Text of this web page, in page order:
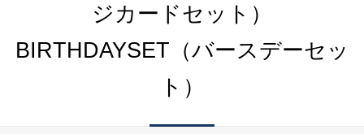
ジカードセット）
BIRTHDAYSET（バースデーセッ
ト）